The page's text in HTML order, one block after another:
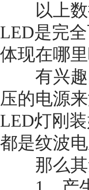
以上数
LED是完
体现在哪
有兴趣
压的电源
LED灯刚
都是纹波
那么其